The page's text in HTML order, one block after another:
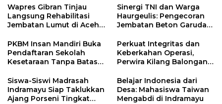
Wapres Gibran Tinjau
Langsung Rehabilitasi
Jembatan Lumut di Aceh
Konektivitas Pulih Cepat
Sinergi TNI dan Warga
Haurgeulis: Pengecoran
Jembatan Beton Garuda
PKBM Insan Mandiri Buka
Pendaftaran Sekolah
Kesetaraan Tanpa Batas
Perkuat Integritas dan
Keberkahan Operasi,
Perwira Kilang Balongan
Siswa-Siswi Madrasah
Indramayu Siap Taklukkan
Ajang Porseni Tingkat
Belajar Indonesia dari
Desa: Mahasiswa Taiwan
Mengabdi di Indramayu